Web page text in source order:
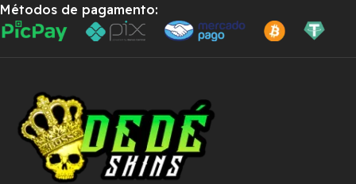
Métodos de pagamento: